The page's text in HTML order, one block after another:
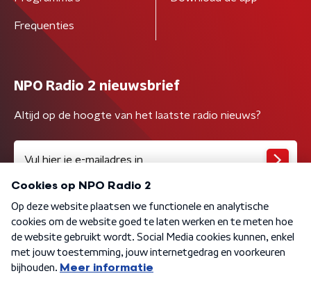
Frequenties
NPO Radio 2 nieuwsbrief
Altijd op de hoogte van het laatste radio nieuws?
Algemene voorwaarden